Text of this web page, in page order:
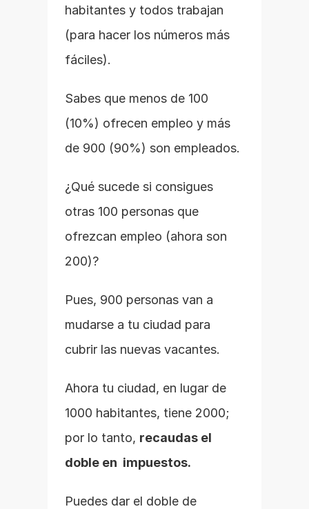
habitantes y todos trabajan
(para hacer los números más
fáciles).
Sabes que menos de 100
(10%) ofrecen empleo y más
de 900 (90%) son empleados.
¿Qué sucede si consigues
otras 100 personas que
ofrezcan empleo (ahora son
200)?
Pues, 900 personas van a
mudarse a tu ciudad para
cubrir las nuevas vacantes.
Ahora tu ciudad, en lugar de
1000 habitantes, tiene 2000;
por lo tanto, recaudas el
doble en  impuestos.
Puedes dar el doble de